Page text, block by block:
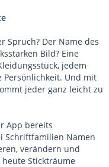
Spruch? Der Name des
Bild? Eine
jedem
Persönlichkeit. Und mit
jeder ganz leicht zu
App bereits
Schriftfamilien Namen
verändern und
Stickträume